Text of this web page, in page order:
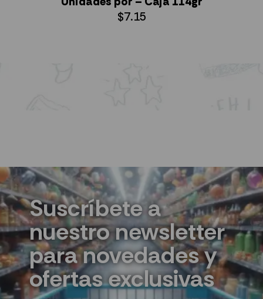
$7.15
Suscríbete a
nuestro newsletter
para novedades y
ofertas exclusivas